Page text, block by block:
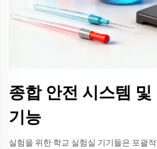
종합 안전 시스템 및
기능
실험을 위한 학교 실험실 기기들은 포괄